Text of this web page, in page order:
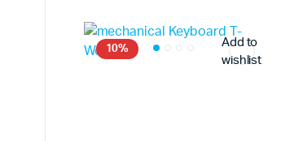
10%
Add to
wishlist